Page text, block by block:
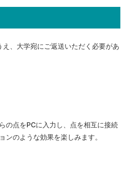
、大学宛にご返送いただく必要があ
の点をPCに入力し、点を相互に接続
のような効果を楽しみます。